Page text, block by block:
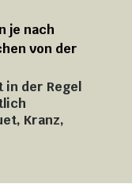
je nach
von der
der Regel
Kranz,